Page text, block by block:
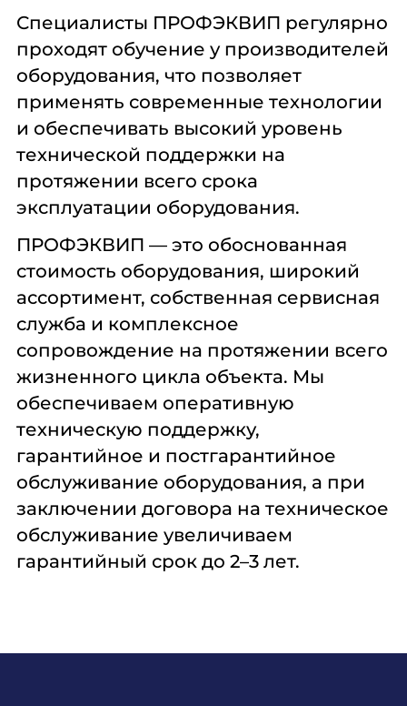
16-23
19
23
24
27
29
30-35
30-45
37
40
42
44
45
46
48
49
51
129
Диаметр Барабана, Мм:
452
536
575
600
Специалисты ПРОФЭКВИП регулярно
проходят обучение у производителей
оборудования, что позволяет
применять современные технологии
и обеспечивать высокий уровень
технической поддержки на
протяжении всего срока
эксплуатации оборудования.
ПРОФЭКВИП — это обоснованная
стоимость оборудования, широкий
ассортимент, собственная сервисная
служба и комплексное
сопровождение на протяжении всего
жизненного цикла объекта. Мы
обеспечиваем оперативную
техническую поддержку,
гарантийное и постгарантийное
обслуживание оборудования, а при
заключении договора на техническое
обслуживание увеличиваем
гарантийный срок до 2–3 лет.